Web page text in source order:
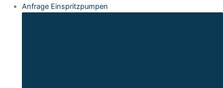
Anfrage Einspritzpumpen